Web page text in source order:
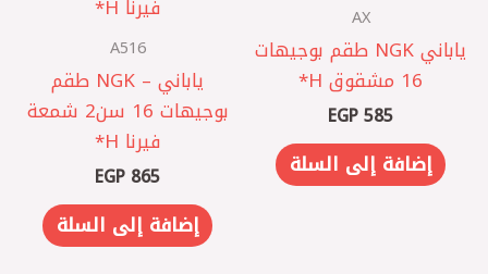
AX
ياباني NGK طقم بوجيهات
16 مشقوق H*
EGP585
إضافة إلى السلة
A516
ياباني – NGK طقم
بوجيهات 16 سن2 شمعة
فيرنا H*
EGP 865
إضافة إلى السلة